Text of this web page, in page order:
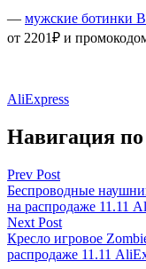
— мужские ботинки
от 2201₽ и
AliExpress
Навигация
Prev Post
Беспроводные
на распродаже 11.11
Next Post
Кресло игровое
распродаже 11.11